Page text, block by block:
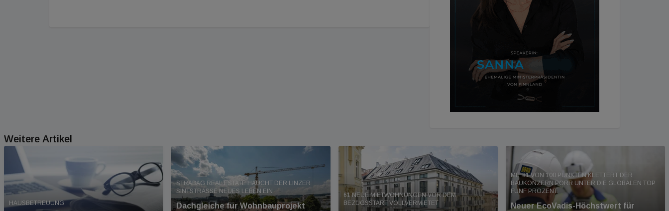
Weitere Artikel
HAUSBETREUUNG
STRABAG REAL ESTATE HAUCHT DER LINZER
SINTSTRASSE NEUES LEBEN EIN
Dachgleiche für Wohnbauprojekt
61 NEUE MIETWOHNUNGEN VOR DEM
BEZUGSSTART VOLLVERMIETET
MIT 81 VON 100 PUNKTEN KLETTERT DER
BAUKONZERN PORR UNTER DIE GLOBALEN TOP
FÜNF PROZENT.
Neuer EcoVadis-Höchstwert für